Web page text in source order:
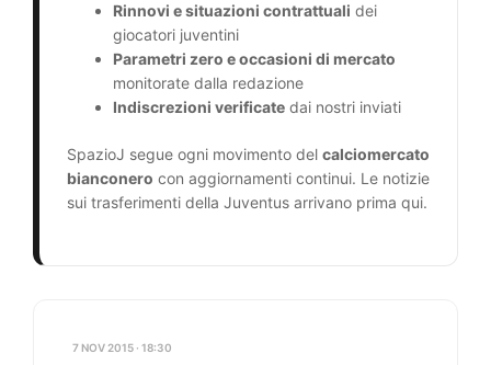
Rinnovi e situazioni contrattuali dei
giocatori juventini
Parametri zero e occasioni di mercato
monitorate dalla redazione
Indiscrezioni verificate dai nostri inviati
SpazioJ segue ogni movimento del calciomercato
bianconero con aggiornamenti continui. Le notizie
sui trasferimenti della Juventus arrivano prima qui.
7 NOV 2015 · 18:30